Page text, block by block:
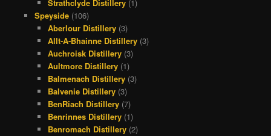
Strathclyde Distillery (1)
Speyside(106)
Aberlour Distillery (3)
Allt-A-Bhainne Distillery (3)
Auchroisk Distillery (3)
Aultmore Distillery (1)
Balmenach Distillery (3)
Balvenie Distillery (3)
BenRiach Distillery (7)
Benrinnes Distillery (1)
Benromach Distillery (2)